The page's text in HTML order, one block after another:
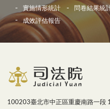
實施情形統計
問卷結果統
成效評估報告
100203臺北市中正區重慶南路一段